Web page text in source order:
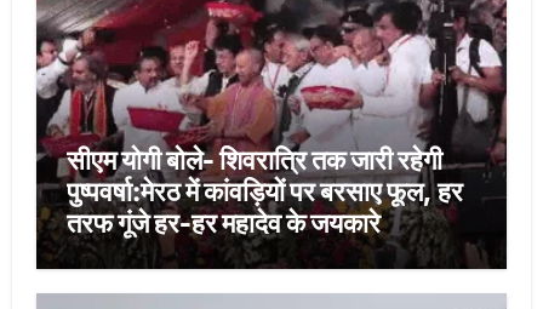
सीएम योगी बोले- शिवरात्रि तक जारी रहेगी
पुष्पवर्षा:मेरठ में कांवड़ियों पर बरसाए फूल, हर
तरफ गूंजे हर-हर महादेव के जयकारे